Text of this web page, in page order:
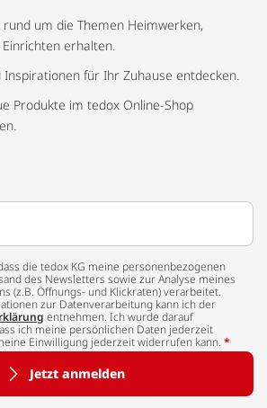
rund um die Themen Heimwerken,
erhalten.
Inspirationen für Ihr Zuhause entdecken.
Produkte im tedox Online-Shop
die tedox KG meine personenbezogenen
des Newsletters sowie zur Analyse meines
(z.B. Öffnungs- und Klickraten) verarbeitet.
zur Datenverarbeitung kann ich der
entnehmen. Ich wurde darauf
ich meine persönlichen Daten jederzeit
Einwilligung jederzeit widerrufen kann. *
Jetzt anmelden